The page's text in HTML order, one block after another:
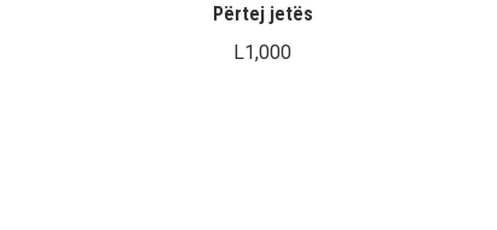
Përtej jetës
L1,000